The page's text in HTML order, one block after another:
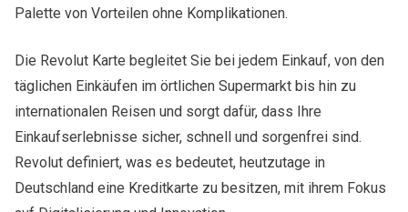
Palette von Vorteilen ohne Komplikationen.
Die Revolut Karte begleitet Sie bei jedem Einkauf, von den
täglichen Einkäufen im örtlichen Supermarkt bis hin zu
internationalen Reisen und sorgt dafür, dass Ihre
Einkaufserlebnisse sicher, schnell und sorgenfrei sind.
Revolut definiert, was es bedeutet, heutzutage in
Deutschland eine Kreditkarte zu besitzen, mit ihrem Fokus